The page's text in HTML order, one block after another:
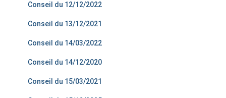
Conseil du 12/12/2022
Conseil du 13/12/2021
Conseil du 14/03/2022
Conseil du 14/12/2020
Conseil du 15/03/2021